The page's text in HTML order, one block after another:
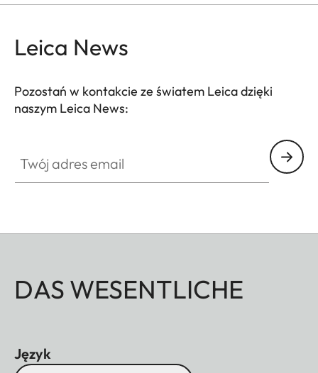
Leica News
Pozostań w kontakcie ze światem Leica dzięki
naszym Leica News:
DAS WESENTLICHE
Język